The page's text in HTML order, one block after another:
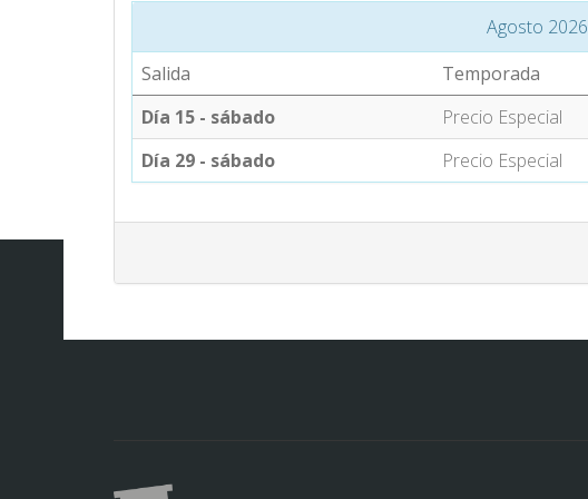
Agosto 2026
Salida
Temporada
Día 15 - sábado
Precio Especial
Día 29 - sábado
Precio Especial